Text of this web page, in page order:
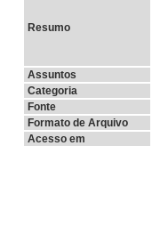
Resumo
Assuntos
Categoria
Fonte
Formato de Arquivo
Acesso em